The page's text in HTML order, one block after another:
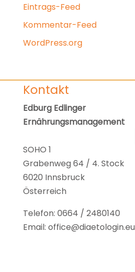
Eintrags-Feed
Kommentar-Feed
WordPress.org
Kontakt
Edburg Edlinger
Ernährungsmanagement
SOHO 1
Grabenweg 64 / 4. Stock
6020 Innsbruck
Österreich
Telefon: 0664 / 2480140
Email: office@diaetologin.eu